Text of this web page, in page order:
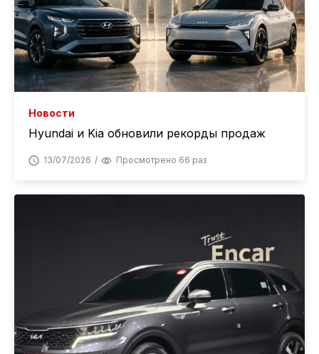
Новости
Hyundai и Kia обновили рекорды продаж
13/07/2026 Просмотрено 66 раз